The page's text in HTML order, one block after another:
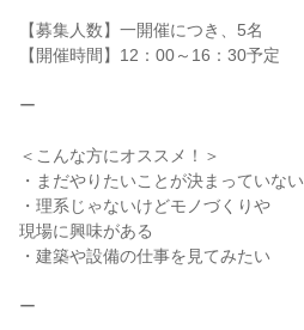
【募集人数】一開催につき、5名
【開催時間】12：00～16：30予定
ー
＜こんな方にオススメ！＞
・まだやりたいことが決まっていない
・理系じゃないけどモノづくりや
現場に興味がある
・建築や設備の仕事を見てみたい
ー